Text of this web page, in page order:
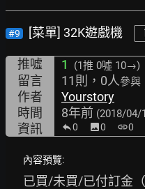
#9 [菜單] 32K遊戲機
推噓 1 (1推 0噓 10→)
留言 11則，0人參與
作者
Yourstory
時間
8年前 (2018/04/
資訊 0 image0 link0
內容預覽:
已買/未買/已付訂金